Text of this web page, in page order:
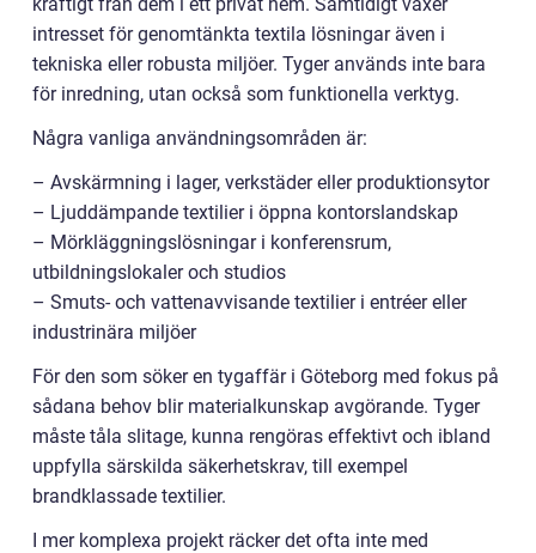
intresset för genomtänkta textila lösningar även i
tekniska eller robusta miljöer. Tyger används inte bara
för inredning, utan också som funktionella verktyg.
Några vanliga användningsområden är:
– Avskärmning i lager, verkstäder eller produktionsytor
– Ljuddämpande textilier i öppna kontorslandskap
– Mörkläggningslösningar i konferensrum,
utbildningslokaler och studios
– Smuts- och vattenavvisande textilier i entréer eller
industrinära miljöer
För den som söker en tygaffär i Göteborg med fokus på
sådana behov blir materialkunskap avgörande. Tyger
måste tåla slitage, kunna rengöras effektivt och ibland
uppfylla särskilda säkerhetskrav, till exempel
brandklassade textilier.
I mer komplexa projekt räcker det ofta inte med